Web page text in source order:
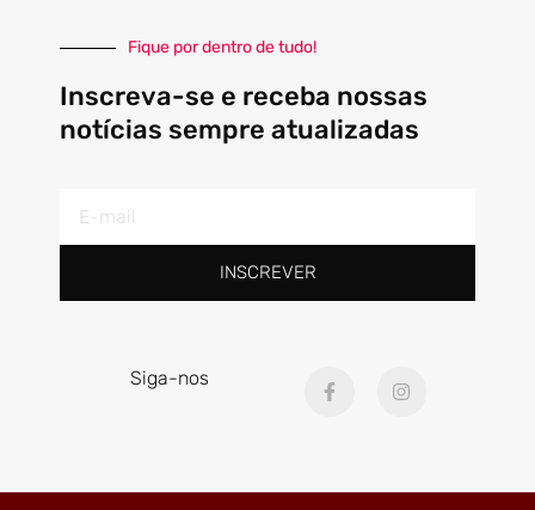
Fique por dentro de tudo!
Inscreva-se e receba nossas
notícias sempre atualizadas
mail
INSCREVER
Siga-nos
a
o
n
r